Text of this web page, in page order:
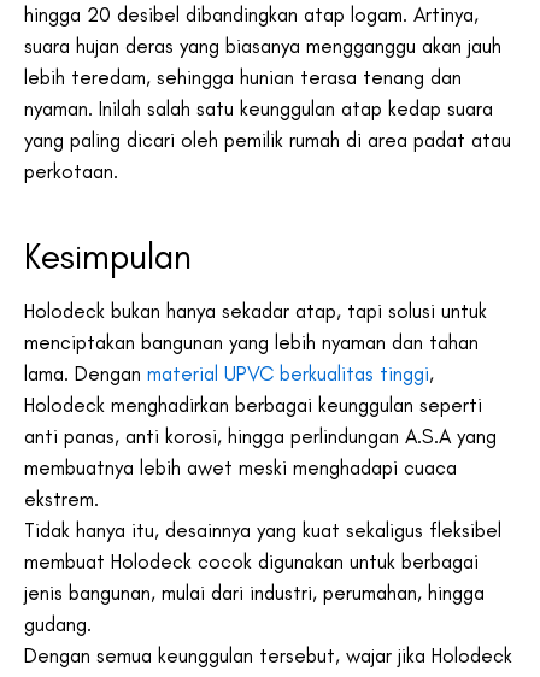
hingga 20 desibel dibandingkan atap logam. Artinya,
suara hujan deras yang biasanya mengganggu akan jauh
lebih teredam, sehingga hunian terasa tenang dan
nyaman. Inilah salah satu keunggulan atap kedap suara
yang paling dicari oleh pemilik rumah di area padat atau
perkotaan.
Kesimpulan
Holodeck bukan hanya sekadar atap, tapi solusi untuk
menciptakan bangunan yang lebih nyaman dan tahan
lama. Dengan material UPVC berkualitas tinggi,
Holodeck menghadirkan berbagai keunggulan seperti
anti panas, anti korosi, hingga perlindungan A.S.A yang
membuatnya lebih awet meski menghadapi cuaca
ekstrem.
Tidak hanya itu, desainnya yang kuat sekaligus fleksibel
membuat Holodeck cocok digunakan untuk berbagai
jenis bangunan, mulai dari industri, perumahan, hingga
gudang.
Dengan semua keunggulan tersebut, wajar jika Holodeck